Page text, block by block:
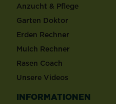
Anzucht & Pflege
Garten Doktor
Erden Rechner
Mulch Rechner
Rasen Coach
Unsere Videos
INFORMATIONEN